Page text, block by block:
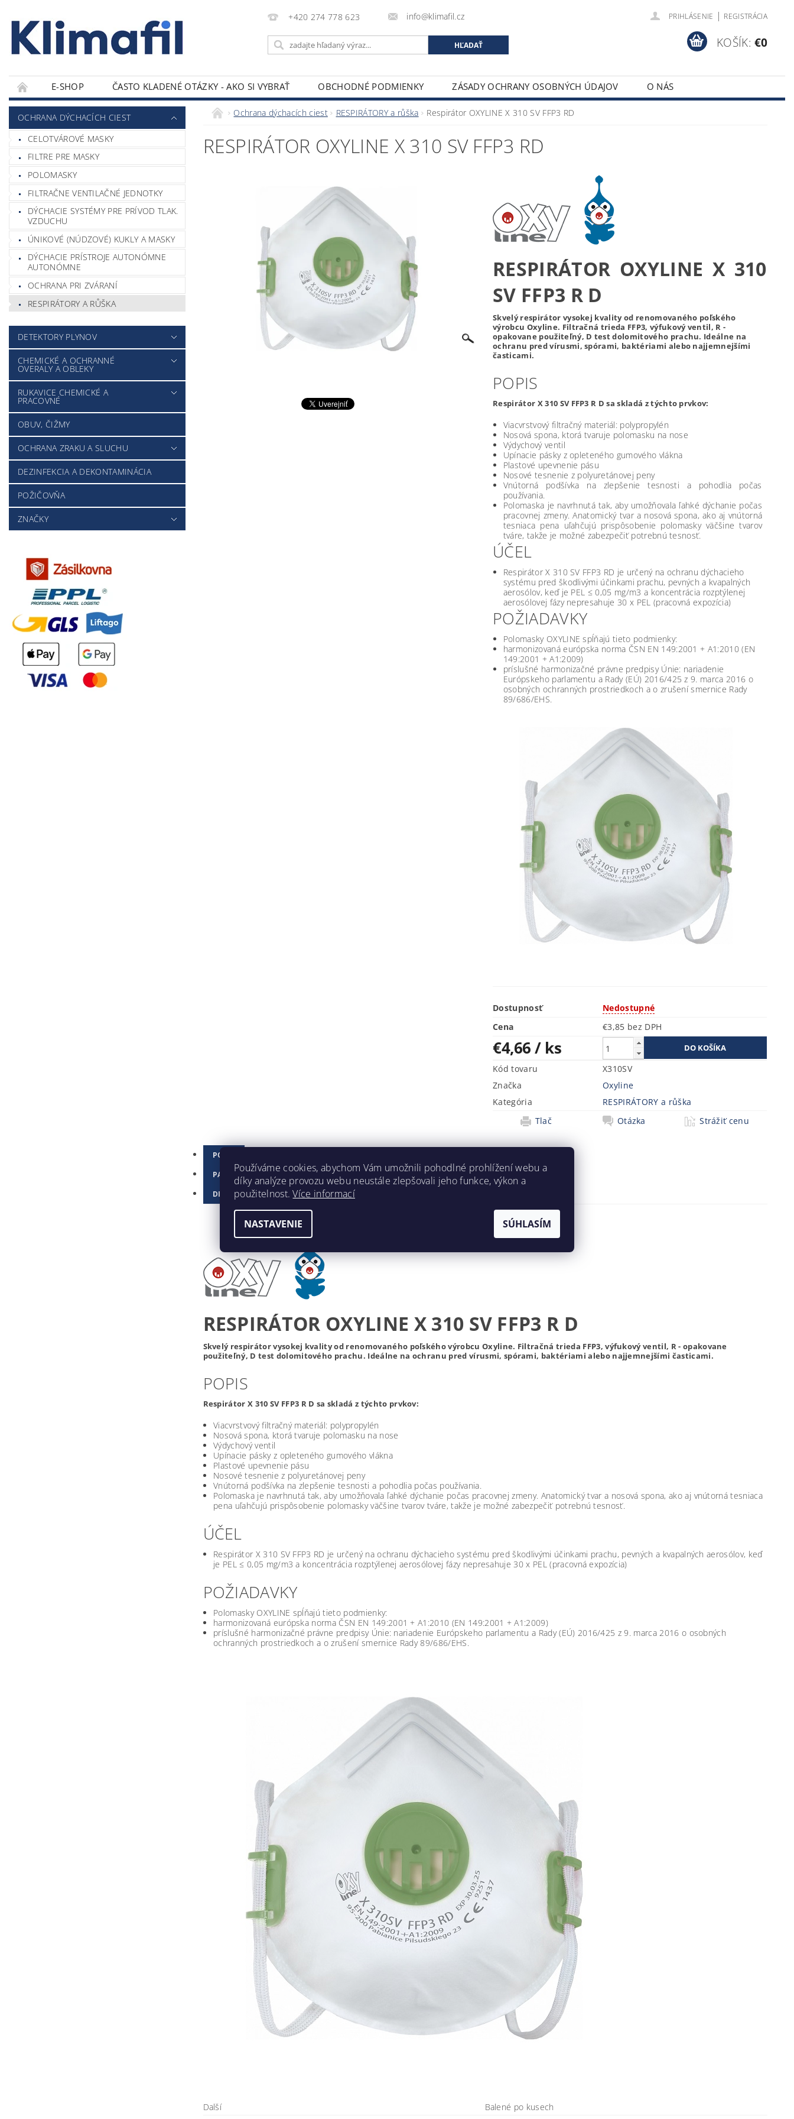
+420 274 778 623 info@klimafil.cz PRIHLÁSENIE | REGISTRÁCIA
KOŠÍK: €0
E-SHOP ČASTO KLADENÉ OTÁZKY - AKO SI VYBRAŤ OBCHODNÉ PODMIENKY ZÁSADY OCHRANY OSOBNÝCH ÚDAJOV
O NÁS
KONTAKTY
OCHRANA DÝCHACÍCH CIEST
CELOTVÁROVÉ MASKY
FILTRE PRE MASKY
POLOMASKY
FILTRAČNE VENTILAČNÉ JEDNOTKY
DÝCHACIE SYSTÉMY PRE PRÍVOD TLAK.
VZDUCHU
ÚNIKOVÉ (NÚDZOVÉ) KUKLY A MASKY
DÝCHACIE PRÍSTROJE AUTONÓMNE
AUTONÓMNE
OCHRANA PRI ZVÁRANÍ
RESPIRÁTORY A RŮŠKA
DETEKTORY PLYNOV
CHEMICKÉ A OCHRANNÉ
OVERALY A OBLEKY
RUKAVICE CHEMICKÉ A
PRACOVNÉ
OBUV, ČIŽMY
OCHRANA ZRAKU A SLUCHU
DEZINFEKCIA A DEKONTAMINÁCIA
POŽIČOVŇA
ZNAČKY
Ochrana dýchacích ciest RESPIRÁTORY a růška Respirátor OXYLINE X 310 SV FFP3 RD
RESPIRÁTOR OXYLINE X 310 SV FFP3 RD
RESPIRÁTOR OXYLINE X 310
SV FFP3 R D
Skvelý respirátor vysokej kvality od renomovaného poľského
výrobcu Oxyline. Filtračná trieda FFP3, výfukový ventil, R -
opakovane použiteľný, D test dolomitového prachu. Ideálne na
ochranu pred vírusmi, spórami, baktériami alebo najjemnejšími
časticami.
POPIS
Respirátor X 310 SV FFP3 R D sa skladá z týchto prvkov:
Viacvrstvový filtračný materiál: polypropylén
Nosová spona, ktorá tvaruje polomasku na nose
Výdychový ventil
Upínacie pásky z opleteného gumového vlákna
Plastové upevnenie pásu
Nosové tesnenie z polyuretánovej peny
Vnútorná podšívka na zlepšenie tesnosti a pohodlia počas
používania.
Polomaska je navrhnutá tak, aby umožňovala ľahké dýchanie počas
pracovnej zmeny. Anatomický tvar a nosová spona, ako aj vnútorná
tesniaca pena uľahčujú prispôsobenie polomasky väčšine tvarov
tváre, takže je možné zabezpečiť potrebnú tesnosť.
ÚČEL
Respirátor X 310 SV FFP3 RD je určený na ochranu dýchacieho
systému pred škodlivými účinkami prachu, pevných a kvapalných
aerosólov, keď je PEL ≤ 0,05 mg/m3 a koncentrácia rozptýlenej
aerosólovej fázy nepresahuje 30 x PEL (pracovná expozícia)
POŽIADAVKY
Polomasky OXYLINE spĺňajú tieto podmienky:
harmonizovaná európska norma ČSN EN 149:2001 + A1:2010 (EN
149:2001 + A1:2009)
príslušné harmonizačné právne predpisy Únie: nariadenie
Európskeho parlamentu a Rady (EÚ) 2016/425 z 9. marca 2016 o
osobných ochranných prostriedkoch a o zrušení smernice Rady
89/686/EHS.
Dostupnosť
Nedostupné
Cena
€3,85 bez DPH
€4,66/ ks
Kód tovaru
X310SV
Značka
Oxyline
Kategória
RESPIRÁTORY a růška
Tlač
Otázka Strážiť cenu
POPIS
PARAMETRE
DISKUSIA
RESPIRÁTOR OXYLINE X 310 SV FFP3 R D
Skvelý respirátor vysokej kvality od renomovaného poľského výrobcu Oxyline. Filtračná trieda FFP3, výfukový ventil, R - opakovane
použiteľný, D test dolomitového prachu. Ideálne na ochranu pred vírusmi, spórami, baktériami alebo najjemnejšími časticami.
POPIS
Respirátor X 310 SV FFP3 R D sa skladá z týchto prvkov:
Viacvrstvový filtračný materiál: polypropylén
Nosová spona, ktorá tvaruje polomasku na nose
Výdychový ventil
Upínacie pásky z opleteného gumového vlákna
Plastové upevnenie pásu
Nosové tesnenie z polyuretánovej peny
Vnútorná podšívka na zlepšenie tesnosti a pohodlia počas používania.
Polomaska je navrhnutá tak, aby umožňovala ľahké dýchanie počas pracovnej zmeny. Anatomický tvar a nosová spona, ako aj vnútorná tesniaca
pena uľahčujú prispôsobenie polomasky väčšine tvarov tváre, takže je možné zabezpečiť potrebnú tesnosť.
ÚČEL
Respirátor X 310 SV FFP3 RD je určený na ochranu dýchacieho systému pred škodlivými účinkami prachu, pevných a kvapalných aerosólov, keď
je PEL ≤ 0,05 mg/m3 a koncentrácia rozptýlenej aerosólovej fázy nepresahuje 30 x PEL (pracovná expozícia)
POŽIADAVKY
Polomasky OXYLINE spĺňajú tieto podmienky:
harmonizovaná európska norma ČSN EN 149:2001 + A1:2010 (EN 149:2001 + A1:2009)
príslušné harmonizačné právne predpisy Únie: nariadenie Európskeho parlamentu a Rady (EÚ) 2016/425 z 9. marca 2016 o osobných
ochranných prostriedkoch a o zrušení smernice Rady 89/686/EHS.
Další
Balené po kusech
Používáme cookies, abychom Vám umožnili pohodlné prohlížení webu a
díky analýze provozu webu neustále zlepšovali jeho funkce, výkon a
použitelnost.Více informací
NASTAVENIE SÚHLASÍM